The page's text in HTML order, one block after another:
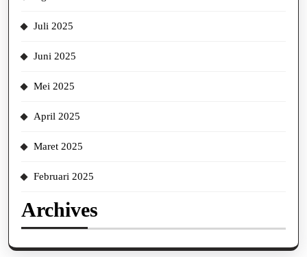
Juli 2025
Juni 2025
Mei 2025
April 2025
Maret 2025
Februari 2025
Archives